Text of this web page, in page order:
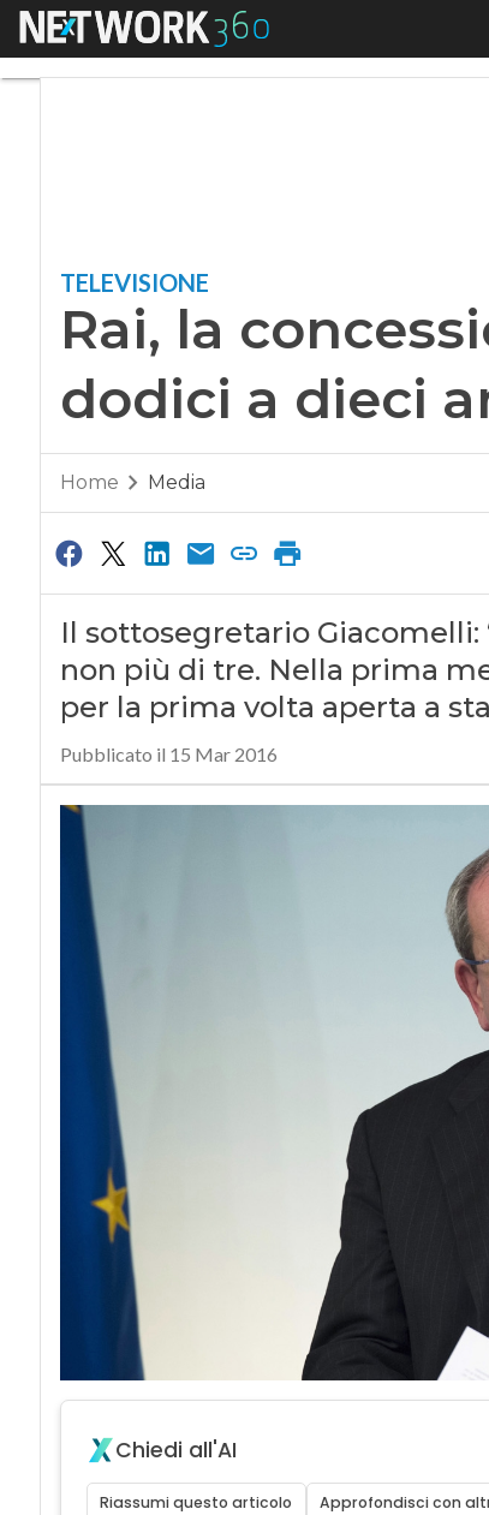
Menu
TELEVISIONE
Rai, la
dodici a dieci
Home Media
Il sottosegretario
non più di tre. Nella prima
per la prima volta aperta a
Pubblicato il 15 Mar 2016
Chiedi all'AI
Riassumi questo articolo Approfondisci con